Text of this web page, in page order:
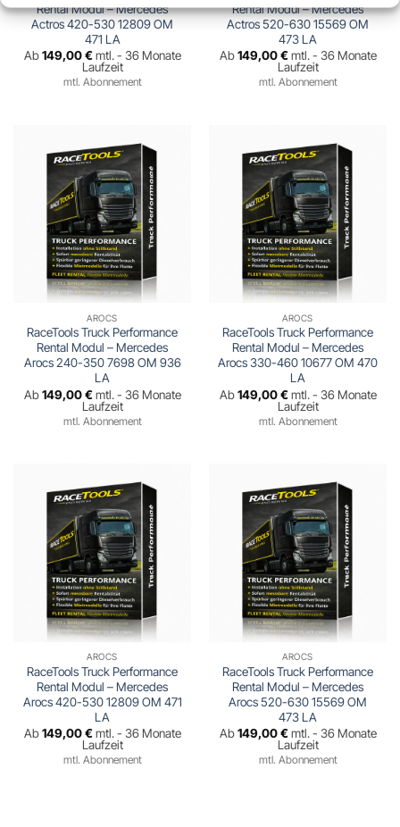
Rental Modul – Mercedes
Actros 420-530 12809 OM
471 LA
Ab149,00€mtl. - 36 Monate
Laufzeit
mtl. Abonnement
Rental Modul – Mercedes
Actros 520-630 15569 OM
473 LA
Ab149,00€mtl. - 36 Monate
Laufzeit
mtl. Abonnement
AROCS
RaceTools Truck Performance
Rental Modul – Mercedes
Arocs 240-350 7698 OM 936
LA
Ab149,00€mtl. - 36 Monate
Laufzeit
mtl. Abonnement
AROCS
RaceTools Truck Performance
Rental Modul – Mercedes
Arocs 330-460 10677 OM 470
LA
Ab149,00€mtl. - 36 Monate
Laufzeit
mtl. Abonnement
AROCS
RaceTools Truck Performance
Rental Modul – Mercedes
Arocs 420-530 12809 OM 471
LA
Ab149,00€mtl. - 36 Monate
Laufzeit
mtl. Abonnement
AROCS
RaceTools Truck Performance
Rental Modul – Mercedes
Arocs 520-630 15569 OM
473 LA
Ab149,00€mtl. - 36 Monate
Laufzeit
mtl. Abonnement